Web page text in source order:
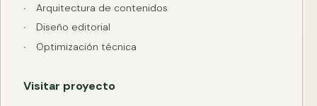
Arquitectura de contenidos
Diseño editorial
Optimización técnica
Visitar proyecto